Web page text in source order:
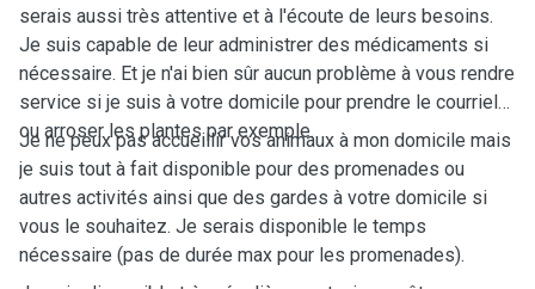
serais aussi très attentive et à l'écoute de leurs besoins.
Je suis capable de leur administrer des médicaments si
nécessaire. Et je n'ai bien sûr aucun problème à vous rendre
service si je suis à votre domicile pour prendre le courriel
ou arroser les plantes par exemple.
Je ne peux pas accueillir vos animaux à mon domicile mais
je suis tout à fait disponible pour des promenades ou
autres activités ainsi que des gardes à votre domicile si
vous le souhaitez. Je serais disponible le temps
nécessaire (pas de durée max pour les promenades).